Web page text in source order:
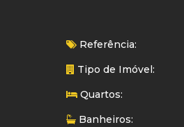
Referência:
Tipo de Imóvel:
Quartos:
Banheiros: